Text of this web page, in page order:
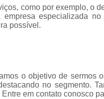
como por exemplo, o
especializada
possível.
o objetivo de sermos
no segmento.
em contato conosco